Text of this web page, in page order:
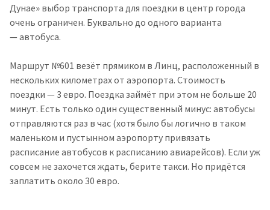
Дунае» выбор транспорта для поездки в центр города
очень ограничен. Буквально до одного варианта
— автобуса.
Маршрут №601 везёт прямиком в Линц, расположенный в
нескольких километрах от аэропорта. Стоимость
поездки — 3 евро. Поездка займёт при этом не больше 20
минут. Есть только один существенный минус: автобусы
отправляются раз в час (хотя было бы логично в таком
маленьком и пустынном аэропорту привязать
расписание автобусов к расписанию авиарейсов). Если уж
совсем не захочется ждать, берите такси. Но придётся
заплатить около 30 евро.